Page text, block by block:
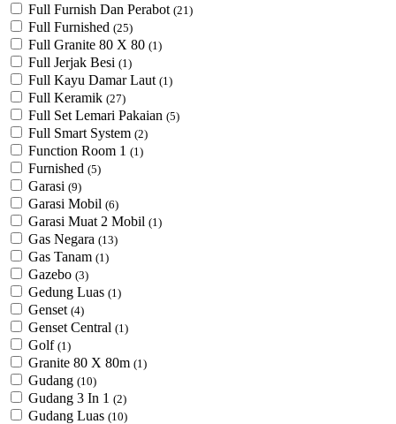
Full Furnish Dan Perabot (21)
Full Furnished (25)
Full Granite 80 X 80 (1)
Full Jerjak Besi (1)
Full Kayu Damar Laut (1)
Full Keramik (27)
Full Set Lemari Pakaian (5)
Full Smart System (2)
Function Room 1 (1)
Furnished (5)
Garasi (9)
Garasi Mobil (6)
Garasi Muat 2 Mobil (1)
Gas Negara (13)
Gas Tanam (1)
Gazebo (3)
Gedung Luas (1)
Genset (4)
Genset Central (1)
Golf (1)
Granite 80 X 80m (1)
Gudang (10)
Gudang 3 In 1 (2)
Gudang Luas (10)